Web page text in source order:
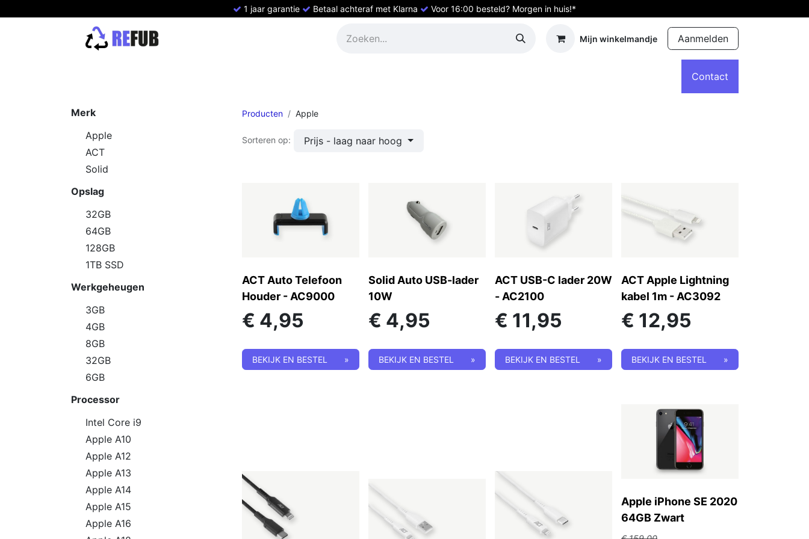
1 jaar garantie Betaal achteraf met Klarna Voor 16:00 besteld? Morgen in huis!*
Mijn winkelmandje Aanmelden
Afspraak
Contact
Merk
Apple
ACT
Solid
Opslag
32GB
64GB
128GB
1TB SSD
Werkgeheugen
3GB
4GB
8GB
32GB
6GB
Processor
Intel Core i9
Apple A10
Apple A12
Apple A13
Apple A14
Apple A15
Apple A16
Producten Apple
Sorteren op: Prijs - laag naar hoog
ACT Auto Telefoon
Houder - AC9000
€ 4,95
BEKIJK EN BESTEL »
Solid Auto USB-lader
10W
€ 4,95
BEKIJK EN BESTEL »
ACT USB-C lader 20W
- AC2100
€ 11,95
BEKIJK EN BESTEL »
ACT Apple Lightning
kabel 1m - AC3092
€ 12,95
BEKIJK EN BESTEL »
Apple iPhone SE 2020
64GB Zwart